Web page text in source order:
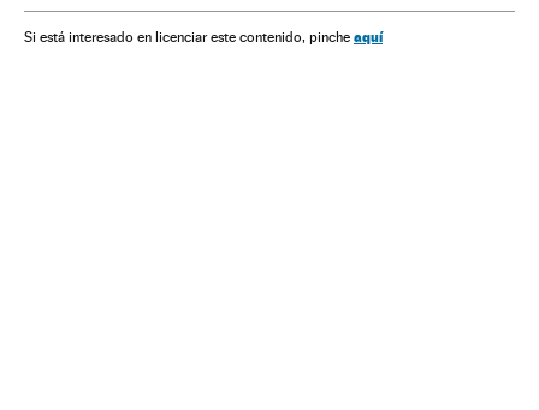
América Latina Preconceitos América
Si está interesado en licenciar este contenido, pinche aquí